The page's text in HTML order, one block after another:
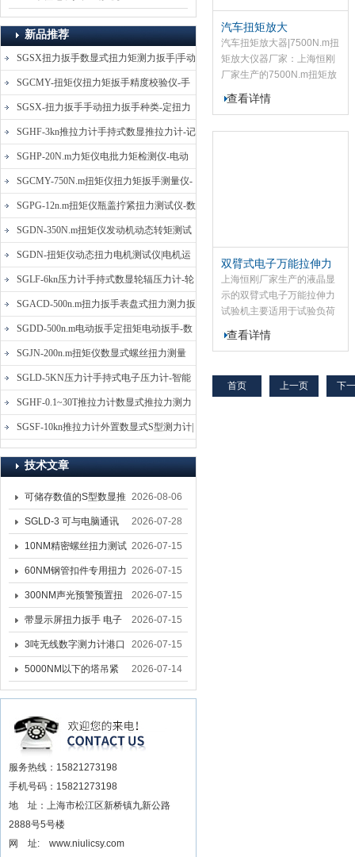
新品推荐
SGSX扭力扳手数显式扭力矩测力扳手|手动
定扭矩检测扳手
SGCMY-扭矩仪扭力矩扳手精度校验仪-手
动扳子扭矩校准仪
SGSX-扭力扳手手动扭力扳手种类-定扭力
矩检测扳手价格
SGHF-3kn推拉力计手持式数显推拉力计-记
忆数据拉压力测力计
SGHP-20N.m力矩仪电批力矩检测仪-电动
螺丝批扭力矩测试仪
SGCMY-750N.m扭矩仪扭力矩扳手测量仪-
校准扳手扭力精度测试仪
SGPG-12n.m扭矩仪瓶盖拧紧扭力测试仪-数
显式瓶盖扭力矩仪
SGDN-350N.m扭矩仪发动机动态转矩测试
仪-动态电机扭矩测量仪
SGDN-扭矩仪动态扭力电机测试仪|电机运
转摩擦力扭矩仪
SGLF-6kn压力计手持式数显轮辐压力计-轮
辐称重压力测力计
SGACD-500n.m扭力扳手表盘式扭力测力扳
手-表盘扭力矩检测扳手
SGDD-500n.m电动扳手定扭矩电动扳手-数
显式电动定扭力矩扳手
SGJN-200n.m扭矩仪数显式螺丝扭力测量
仪-螺栓扭力矩测试仪
SGLD-5KN压力计手持式电子压力计-智能
电子式压力测力计
SGHF-0.1~30T推拉力计数显式推拉力测力
计-数字拉压力双向测力仪
SGSF-10kn推拉力计外置数显式S型测力计|
手持连线式拉压力计
技术文章
可储存数值的S型数显推
拉力计 SGSF-100外置
式测力计
2026-08-06
SGLD-3 可与电脑通讯
的无线测力计 0.03-3T化
工行业用遥控式推拉力
计
2026-07-28
10NM精密螺丝扭力测试
专用扭矩扳手,产线质检
螺丝扭力专用扳手厂家
2026-07-15
60NM钢管扣件专用扭力
扳手 脚手架扭力检测扳
手 工地扣件扭矩扳手品
牌
2026-07-15
300NM声光预警预置扭
力扳手 工业紧固专用数
显扭力工具厂家
2026-07-15
带显示屏扭力扳手 电子
数显扭力扳手 20NM精
准可调力矩扳手品牌
2026-07-15
3吨无线数字测力计港口
吊装专用
2026-07-15
5000NM以下的塔吊紧
固大扭力电动扳手 塔机
安装电动扳手厂家
2026-07-14
服务热线：15821273198
手机号码：15821273198
地 址：上海市松江区新桥镇九新公路
2888号5号楼
网 址: www.niulicsy.com
汽车扭矩放大
器|7500N.m扭矩放大仪
器厂家
汽车扭矩放大器|7500N.m扭
矩放大仪器厂家：上海恒刚
厂家生产的7500N.m扭矩放
大器是紧固和拆卸大规格螺
栓的工具，该扭矩放大器的
查看详情
双臂式电子万能拉伸力
试验机
上海恒刚厂家生产的液晶显
示的双臂式电子万能拉伸力
试验机主要适用于试验负荷
低于500N的属、非属及复合
材料进行力学测试和分析研
重、位移四种闭环控制方
式，可求出Z大力、抗拉强
查看详情
首页 上一页 下